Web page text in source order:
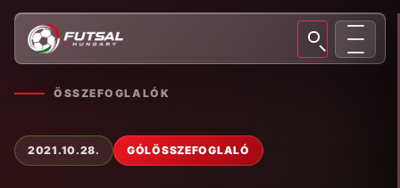
ÖSSZEFOGLALÓK
2021.10.28. GÓLÖSSZEFOGLALÓ